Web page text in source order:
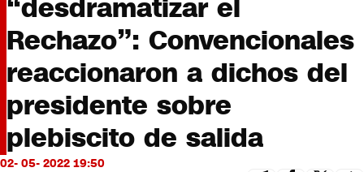
Servicios
Bits
CNN tiempo
Futuro 360
Opinión
“desdramatizar el
Rechazo”: Convencionales
reaccionaron a dichos del
presidente sobre
plebiscito de salida
02- 05- 2022 19:50